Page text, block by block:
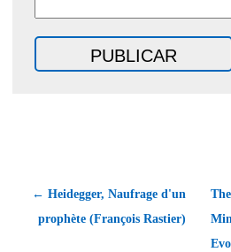
← Heidegger, Naufrage d'un
prophète (François Rastier)